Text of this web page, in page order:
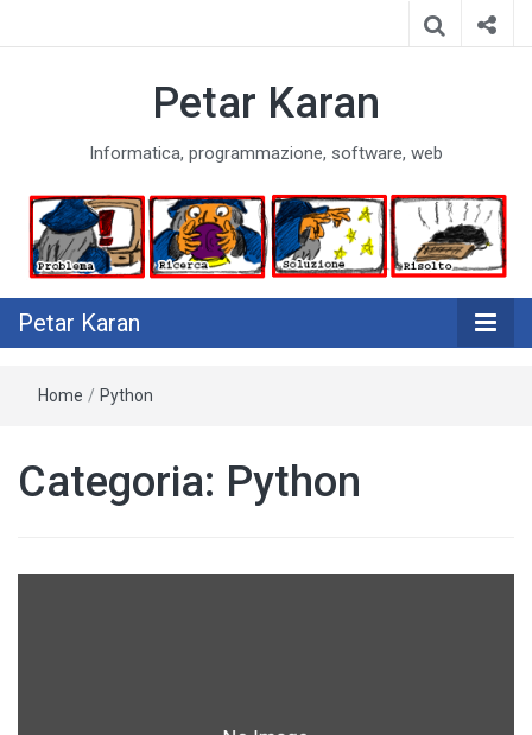
Petar Karan
Informatica, programmazione, software, web
Petar Karan
Home / Python
Categoria: Python